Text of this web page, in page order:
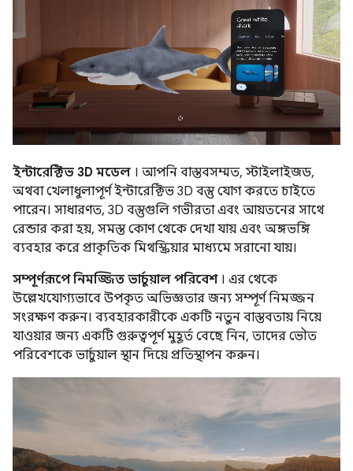
ইন্টারেক্টিভ 3D মডেল । আপনি বাস্তবসম্মত, স্টাইলাইজড,
অথবা খেলাধুলাপূর্ণ ইন্টারেক্টিভ 3D বস্তু যোগ করতে চাইতে
পারেন। সাধারণত, 3D বস্তুগুলি গভীরতা এবং আয়তনের সাথে
রেন্ডার করা হয়, সমস্ত কোণ থেকে দেখা যায় এবং অঙ্গভঙ্গি
ব্যবহার করে প্রাকৃতিক মিথস্ক্রিয়ার মাধ্যমে সরানো যায়।
সম্পূর্ণরূপে নিমজ্জিত ভার্চুয়াল পরিবেশ। এর থেকে
উল্লেখযোগ্যভাবে উপকৃত অভিজ্ঞতার জন্য সম্পূর্ণ নিমজ্জন
সংরক্ষণ করুন। ব্যবহারকারীকে একটি নতুন বাস্তবতায় নিয়ে
যাওয়ার জন্য একটি গুরুত্বপূর্ণ মুহূর্ত বেছে নিন, তাদের ভৌত
পরিবেশকে ভার্চুয়াল স্থান দিয়ে প্রতিস্থাপন করুন।